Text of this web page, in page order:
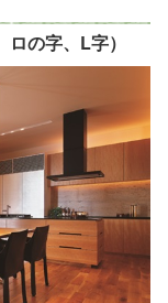
の字、L字）